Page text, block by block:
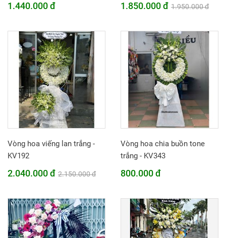
1.440.000 đ 1.850.000 đ 1.950.000 đ
Vòng hoa viếng lan trắng -
KV192
2.040.000 đ 2.150.000 đ
Vòng hoa chia buồn tone
trắng - KV343
800.000 đ